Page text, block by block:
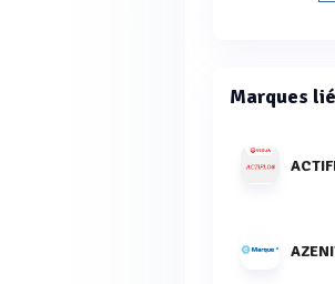
Marques